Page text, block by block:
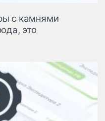
с камнями
это